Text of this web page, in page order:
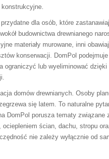
dla osób, które
budownictwa drewnianego
materiały murowane, inni
konserwacji. DomPol
ograniczyć lub wyeliminować dzięki
domów drewnianych. Osoby
się latem. To naturalne
DomPol porusza tematy związane
ścian, dachu, stropu
nie zależy wyłącznie od